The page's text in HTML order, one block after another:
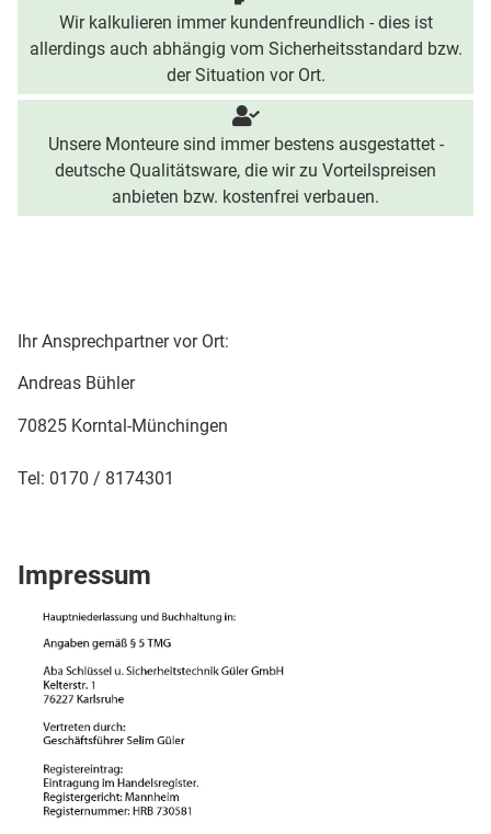
Wir kalkulieren immer kundenfreundlich - dies ist
allerdings auch abhängig vom Sicherheitsstandard bzw.
der Situation vor Ort.
Unsere Monteure sind immer bestens ausgestattet -
deutsche Qualitätsware, die wir zu Vorteilspreisen
anbieten bzw. kostenfrei verbauen.
Ihr Ansprechpartner vor Ort:
Andreas Bühler
70825 Korntal-Münchingen
Tel: 0170 / 8174301
Impressum